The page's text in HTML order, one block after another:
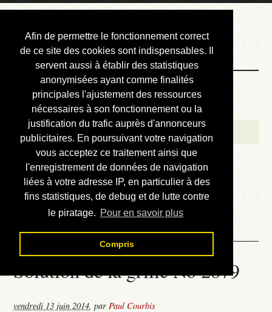
Afin de permettre le fonctionnement correct
de ce site des cookies sont indispensables. Il
servent aussi à établir des statistiques
anonymisées ayant comme finalités
principales l'ajustement des ressources
nécessaires à son fonctionnement ou la
justification du trafic auprès d'annonceurs
publicitaires. En poursuivant votre navigation
vous acceptez ce traitement ainsi que
l'enregistrement de données de navigation
liées à votre adresse IP, en particulier à des
fins statistiques, de debug et de lutte contre
le piratage. Pour en savoir plus
Compris
Courbis, « LE »
Blog Officiel
Bienvenue
Réalisations
Divers (et d’été)
Annonces
Liens externes
Téléchargement
Contact
Solution de la grille No 2879
vendredi 13 juin 2014,parPaul Courbis